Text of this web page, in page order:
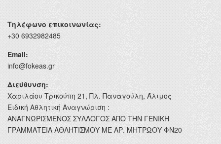
Τηλέφωνο επικοινωνίας:
+30 6932982485
Email:
info@fokeas.gr
Διεύθυνση:
Χαριλάου Τρικούπη 21, Πλ. Παναγούλη, Άλιμος
Ειδική Αθλητική Αναγνώριση :
ΑΝΑΓΝΩΡΙΣΜΕΝΟΣ ΣΥΛΛΟΓΟΣ ΑΠΟ ΤΗΝ ΓΕΝΙΚΗ
ΓΡΑΜΜΑΤΕΙΑ ΑΘΛΗΤΙΣΜΟΥ ΜΕ ΑΡ. ΜΗΤΡΩΟΥ ΦΝ20